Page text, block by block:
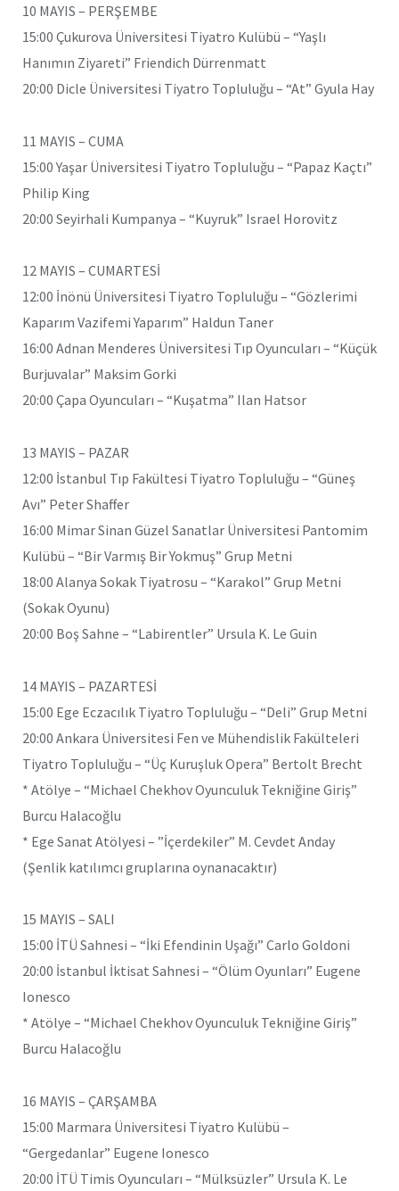
10 MAYIS – PERŞEMBE
15:00 Çukurova Üniversitesi Tiyatro Kulübü – “Yaşlı
Hanımın Ziyareti” Friendich Dürrenmatt
20:00 Dicle Üniversitesi Tiyatro Topluluğu – “At” Gyula Hay
11 MAYIS – CUMA
15:00 Yaşar Üniversitesi Tiyatro Topluluğu – “Papaz Kaçtı”
Philip King
20:00 Seyirhali Kumpanya – “Kuyruk” Israel Horovitz
12 MAYIS – CUMARTESİ
12:00 İnönü Üniversitesi Tiyatro Topluluğu – “Gözlerimi
Kaparım Vazifemi Yaparım” Haldun Taner
16:00 Adnan Menderes Üniversitesi Tıp Oyuncuları – “Küçük
Burjuvalar” Maksim Gorki
20:00 Çapa Oyuncuları – “Kuşatma” Ilan Hatsor
13 MAYIS – PAZAR
12:00 İstanbul Tıp Fakültesi Tiyatro Topluluğu – “Güneş
Avı” Peter Shaffer
16:00 Mimar Sinan Güzel Sanatlar Üniversitesi Pantomim
Kulübü – “Bir Varmış Bir Yokmuş” Grup Metni
18:00 Alanya Sokak Tiyatrosu – “Karakol” Grup Metni
(Sokak Oyunu)
20:00 Boş Sahne – “Labirentler” Ursula K. Le Guin
14 MAYIS – PAZARTESİ
15:00 Ege Eczacılık Tiyatro Topluluğu – “Deli” Grup Metni
20:00 Ankara Üniversitesi Fen ve Mühendislik Fakülteleri
Tiyatro Topluluğu – “Üç Kuruşluk Opera” Bertolt Brecht
* Atölye – “Michael Chekhov Oyunculuk Tekniğine Giriş”
Burcu Halacoğlu
* Ege Sanat Atölyesi – ”İçerdekiler” M. Cevdet Anday
(Şenlik katılımcı gruplarına oynanacaktır)
15 MAYIS – SALI
15:00 İTÜ Sahnesi – “İki Efendinin Uşağı” Carlo Goldoni
20:00 İstanbul İktisat Sahnesi – “Ölüm Oyunları” Eugene
Ionesco
* Atölye – “Michael Chekhov Oyunculuk Tekniğine Giriş”
Burcu Halacoğlu
16 MAYIS – ÇARŞAMBA
15:00 Marmara Üniversitesi Tiyatro Kulübü –
“Gergedanlar” Eugene Ionesco
20:00 İTÜ Timis Oyuncuları – “Mülksüzler” Ursula K. Le